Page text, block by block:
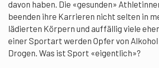
davon haben. Die «gesunden»
beenden ihre Karrieren nicht selten in
lädierten Körpern und auffällig viele
einer Sportart werden Opfer von Alkohol
Drogen. Was ist Sport «eigentlich»?